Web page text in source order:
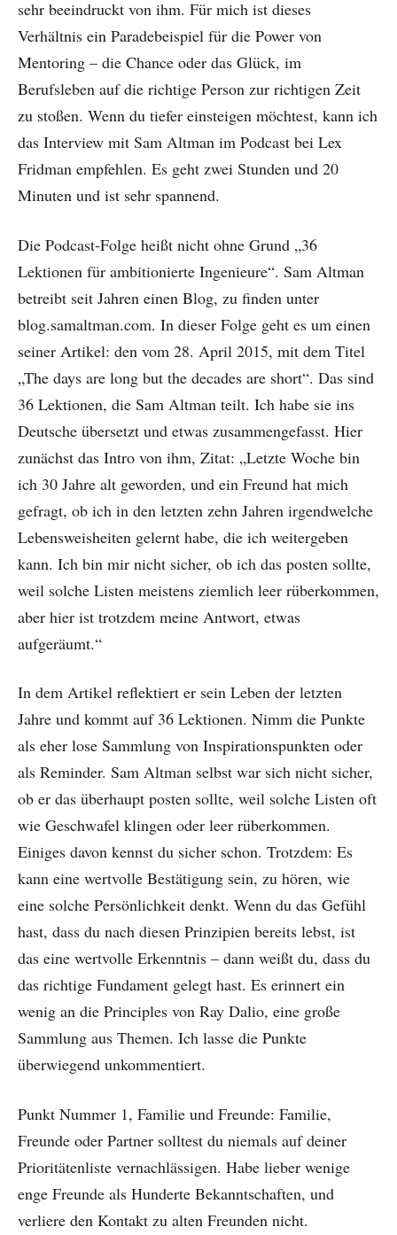
sehr beeindruckt von ihm. Für mich ist dieses
Verhältnis ein Paradebeispiel für die Power von
Mentoring – die Chance oder das Glück, im
Berufsleben auf die richtige Person zur richtigen Zeit
zu stoßen. Wenn du tiefer einsteigen möchtest, kann ich
das Interview mit Sam Altman im Podcast bei Lex
Fridman empfehlen. Es geht zwei Stunden und 20
Minuten und ist sehr spannend.
Die Podcast-Folge heißt nicht ohne Grund „36
Lektionen für ambitionierte Ingenieure“. Sam Altman
betreibt seit Jahren einen Blog, zu finden unter
blog.samaltman.com. In dieser Folge geht es um einen
seiner Artikel: den vom 28. April 2015, mit dem Titel
„The days are long but the decades are short“. Das sind
36 Lektionen, die Sam Altman teilt. Ich habe sie ins
Deutsche übersetzt und etwas zusammengefasst. Hier
zunächst das Intro von ihm, Zitat: „Letzte Woche bin
ich 30 Jahre alt geworden, und ein Freund hat mich
gefragt, ob ich in den letzten zehn Jahren irgendwelche
Lebensweisheiten gelernt habe, die ich weitergeben
kann. Ich bin mir nicht sicher, ob ich das posten sollte,
weil solche Listen meistens ziemlich leer rüberkommen,
aber hier ist trotzdem meine Antwort, etwas
aufgeräumt.“
In dem Artikel reflektiert er sein Leben der letzten
Jahre und kommt auf 36 Lektionen. Nimm die Punkte
als eher lose Sammlung von Inspirationspunkten oder
als Reminder. Sam Altman selbst war sich nicht sicher,
ob er das überhaupt posten sollte, weil solche Listen oft
wie Geschwafel klingen oder leer rüberkommen.
Einiges davon kennst du sicher schon. Trotzdem: Es
kann eine wertvolle Bestätigung sein, zu hören, wie
eine solche Persönlichkeit denkt. Wenn du das Gefühl
hast, dass du nach diesen Prinzipien bereits lebst, ist
das eine wertvolle Erkenntnis – dann weißt du, dass du
das richtige Fundament gelegt hast. Es erinnert ein
wenig an die Principles von Ray Dalio, eine große
Sammlung aus Themen. Ich lasse die Punkte
überwiegend unkommentiert.
Punkt Nummer 1, Familie und Freunde: Familie,
Freunde oder Partner solltest du niemals auf deiner
Prioritätenliste vernachlässigen. Habe lieber wenige
enge Freunde als Hunderte Bekanntschaften, und
verliere den Kontakt zu alten Freunden nicht.